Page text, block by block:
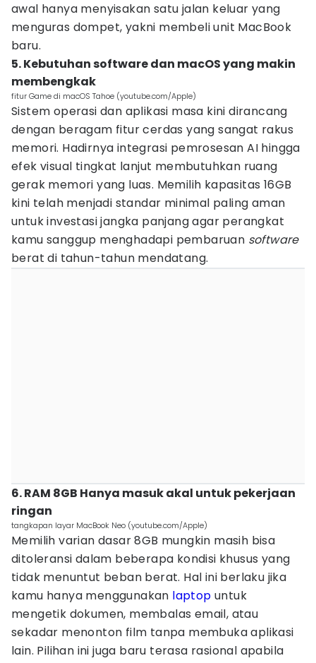
awal hanya menyisakan satu jalan keluar yang
menguras dompet, yakni membeli unit MacBook
baru.
5. Kebutuhan software dan macOS yang makin
membengkak
fitur Game di macOS Tahoe (youtube.com/Apple)
Sistem operasi dan aplikasi masa kini dirancang
dengan beragam fitur cerdas yang sangat rakus
memori. Hadirnya integrasi pemrosesan AI hingga
efek visual tingkat lanjut membutuhkan ruang
gerak memori yang luas. Memilih kapasitas 16GB
kini telah menjadi standar minimal paling aman
untuk investasi jangka panjang agar perangkat
kamu sanggup menghadapi pembaruan software
berat di tahun-tahun mendatang.
6. RAM 8GB Hanya masuk akal untuk pekerjaan
ringan
tangkapan layar MacBook Neo (youtube.com/Apple)
Memilih varian dasar 8GB mungkin masih bisa
ditoleransi dalam beberapa kondisi khusus yang
tidak menuntut beban berat. Hal ini berlaku jika
kamu hanya menggunakan laptop untuk
mengetik dokumen, membalas email, atau
sekadar menonton film tanpa membuka aplikasi
lain. Pilihan ini juga baru terasa rasional apabila